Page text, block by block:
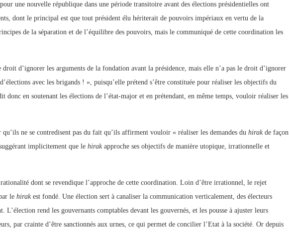
une nouvelle république dans une période transitoire avant des élections présidentielles ont
dont le principal est que tout président élu hériterait de pouvoirs impériaux en vertu de la
de la séparation et de l’équilibre des pouvoirs, mais le communiqué de cette coordination les
d’ignorer les arguments de la fondation avant la présidence, mais elle n’a pas le droit d’ignorer
avec les brigands ! », puisqu’elle prétend s’être constituée pour réaliser les objectifs du
donc en soutenant les élections de l’état-major et en prétendant, en même temps, vouloir réaliser les
ne se contredisent pas du fait qu’ils affirment vouloir « réaliser les demandes du hirakde façon
implicitement que le hirakapproche ses objectifs de manière utopique, irrationnelle et
rationalité dont se revendique l’approche de cette coordination. Loin d’être irrationnel, le rejet
le hirakest fondé. Une élection sert à canaliser la communication verticalement, des électeurs
L’élection rend les gouvernants comptables devant les gouvernés, et les pousse à ajuster leurs
par crainte d’être sanctionnés aux urnes, ce qui permet de concilier l’Etat à la société. Or depuis